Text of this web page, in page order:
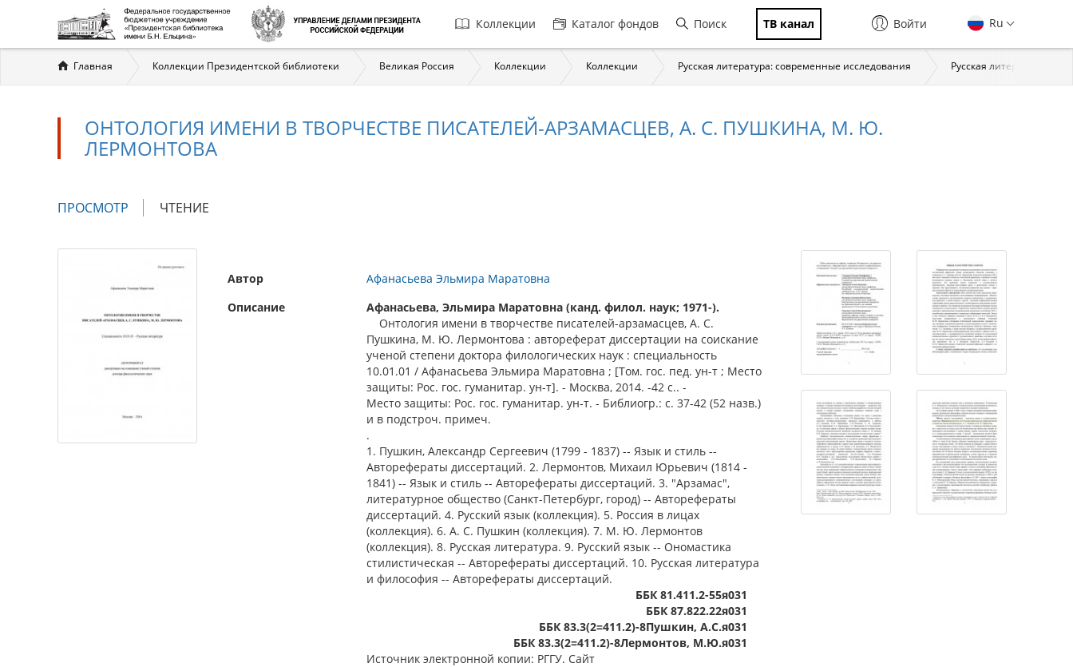
Главная
навигация
Коллекции Каталог фондов Поиск ТВ канал Ru
Войти
Вы
здесь
Главная Коллекции Президентской библиотеки Великая Россия Коллекции Коллекции Русская литература: современные исследования Русская литература XIX в.
ОНТОЛОГИЯ ИМЕНИ В ТВОРЧЕСТВЕ ПИСАТЕЛЕЙ-АРЗАМАСЦЕВ, А. С. ПУШКИНА, М. Ю.
ЛЕРМОНТОВА
Главные
ПРОСМОТР (АКТИВНАЯ
ЧТЕНИЕ
Автор
Афанасьева Эльмира Маратовна
Описание
Афанасьева, Эльмира Маратовна (канд. филол. наук; 1971-).
Онтология имени в творчестве писателей-арзамасцев, А. С.
Пушкина, М. Ю. Лермонтова : автореферат диссертации на соискание
ученой степени доктора филологических наук : специальность
10.01.01 / Афанасьева Эльмира Маратовна ; [Том. гос. пед. ун-т ; Место
защиты: Рос. гос. гуманитар. ун-т]. - Москва, 2014. -42 с.. -
Место защиты: Рос. гос. гуманитар. ун-т. - Библиогр.: c. 37-42 (52 назв.)
и в подстроч. примеч.
.
1. Пушкин, Александр Сергеевич (1799 - 1837) -- Язык и стиль --
Авторефераты диссертаций. 2. Лермонтов, Михаил Юрьевич (1814 -
1841) -- Язык и стиль -- Авторефераты диссертаций. 3. "Арзамас",
литературное общество (Санкт-Петербург, город) -- Авторефераты
диссертаций. 4. Русский язык (коллекция). 5. Россия в лицах
(коллекция). 6. А. С. Пушкин (коллекция). 7. М. Ю. Лермонтов
(коллекция). 8. Русская литература. 9. Русский язык -- Ономастика
стилистическая -- Авторефераты диссертаций. 10. Русская литература
и философия -- Авторефераты диссертаций.
ББК 81.411.2-55я031
ББК 87.822.22я031
ББК 83.3(2=411.2)-8Пушкин, А.С.я031
ББК 83.3(2=411.2)-8Лермонтов, М.Ю.я031
Источник электронной копии: РГГУ. Сайт